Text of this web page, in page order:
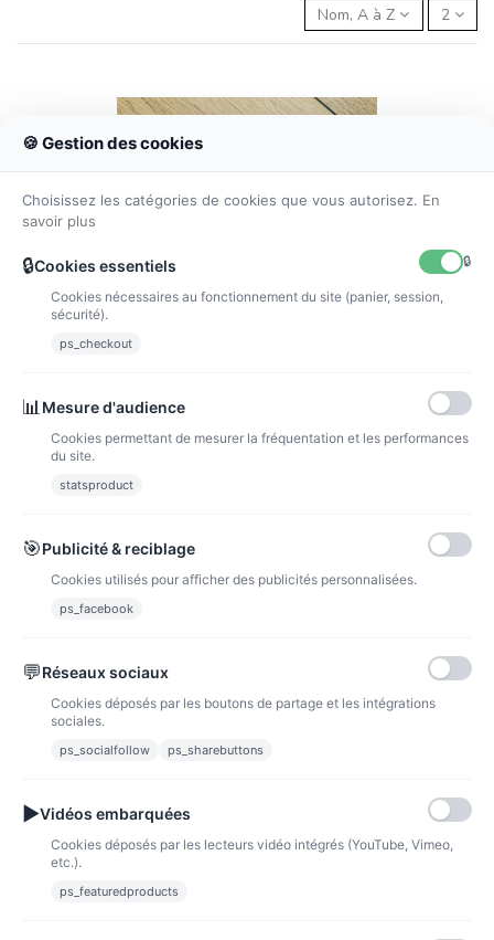
Nom, A à Z 2
Bonnet de naissance
10,00 €
🍪 Gestion des cookies
Choisissez les catégories de cookies que vous autorisez. En
savoir plus
🔒Cookies essentiels 🔒
Cookies nécessaires au fonctionnement du site (panier, session,
sécurité).
ps_checkout
📊 Mesure d'audience
Cookies permettant de mesurer la fréquentation et les performances
du site.
statsproduct
🎯Publicité & reciblage
Cookies utilisés pour afficher des publicités personnalisées.
ps_facebook
💬Réseaux sociaux
Cookies déposés par les boutons de partage et les intégrations
sociales.
ps_socialfollow ps_sharebuttons
▶Vidéos embarquées
Cookies déposés par les lecteurs vidéo intégrés (YouTube, Vimeo,
etc.).
ps_featuredproducts